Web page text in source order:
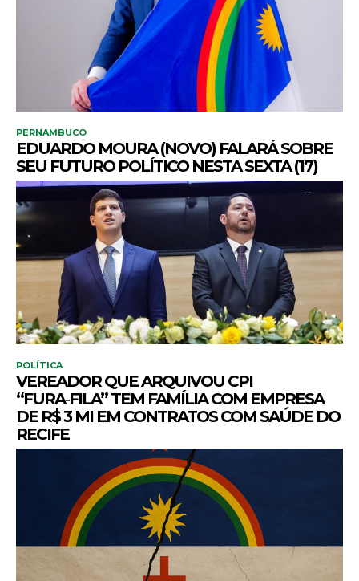
PERNAMBUCO
EDUARDO MOURA (NOVO) FALARÁ SOBRE
SEU FUTURO POLÍTICO NESTA SEXTA (17)
POLÍTICA
VEREADOR QUE ARQUIVOU CPI
“FURA‑FILA” TEM FAMÍLIA COM EMPRESA
DE R$ 3 MI EM CONTRATOS COM SAÚDE DO
RECIFE